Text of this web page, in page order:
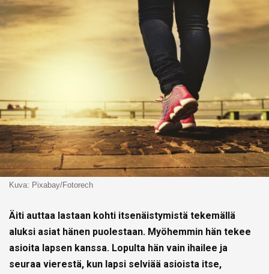
Kuva: Pixabay/Fotorech
Äiti auttaa lastaan kohti itsenäistymistä tekemällä
aluksi asiat hänen puolestaan. Myöhemmin hän tekee
asioita lapsen kanssa. Lopulta hän vain ihailee ja
seuraa vierestä, kun lapsi selviää asioista itse,